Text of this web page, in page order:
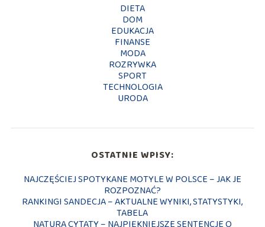
DIETA
DOM
EDUKACJA
FINANSE
MODA
ROZRYWKA
SPORT
TECHNOLOGIA
URODA
OSTATNIE WPISY:
NAJCZĘŚCIEJ SPOTYKANE MOTYLE W POLSCE – JAK JE
ROZPOZNAĆ?
RANKINGI SANDECJA – AKTUALNE WYNIKI, STATYSTYKI,
TABELA